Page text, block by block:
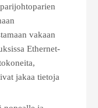
vakaan
Ethernet-
jakaa tietoja